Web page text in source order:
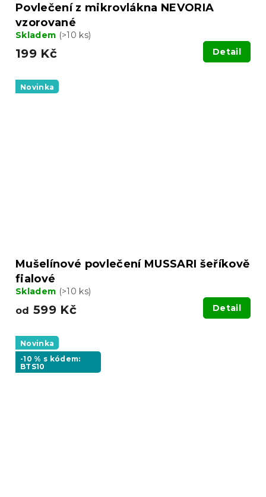
Povlečení z mikrovlákna NEVORIA
vzorované
Skladem (>10 ks)
199 Kč Detail
Novinka
Mušelínové povlečení MUSSARI šeříkově
fialové
Skladem (>10 ks)
od 599 Kč Detail
Novinka
-10 % s kódem:
BTS10